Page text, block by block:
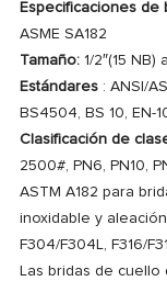
Especificaciones de
ASME SA182
Tamaño:1/2″(15 NB)
Estándares: ANSI/
BS4504, BS 10, EN-
Clasificación de
2500#, PN6, PN10,
ASTM A182 para
inoxidable y
F304/F304L, F316/
Las bridas de